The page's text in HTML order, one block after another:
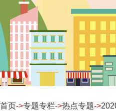
首页->专题专栏->热点专题->